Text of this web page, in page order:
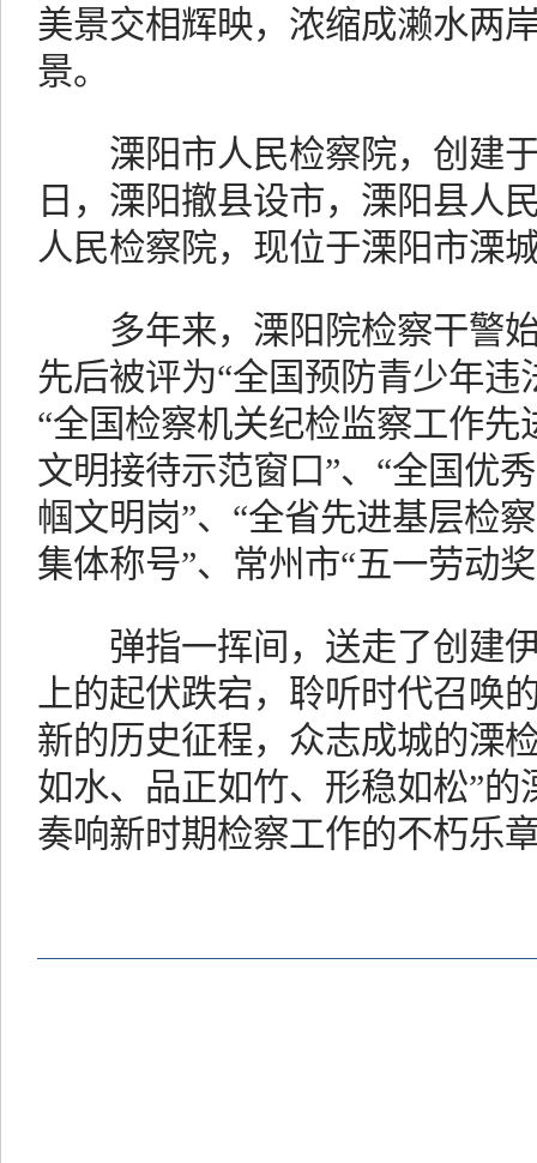
美景交相辉映，浓缩成濑水两
景。
溧阳市人民检察院，创建于
日，溧阳撤县设市，溧阳县人
人民检察院，现位于溧阳市溧
多年来，溧阳院检察干警始
先后被评为“全国预防青少年违
“全国检察机关纪检监察工作先
文明接待示范窗口”、“全国优
帼文明岗”、“全省先进基层检
集体称号”、常州市“五一劳动
弹指一挥间，送走了创建伊
上的起伏跌宕，聆听时代召唤
新的历史征程，众志成城的溧
如水、品正如竹、形稳如松”
奏响新时期检察工作的不朽乐